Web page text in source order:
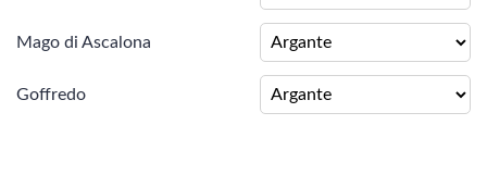
Mago di Ascalona
Goffredo